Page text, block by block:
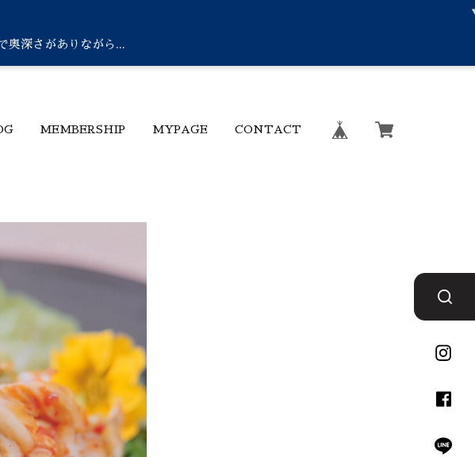
奥深さがありながら...
MEMBERSHIP MYPAGE CONTACT